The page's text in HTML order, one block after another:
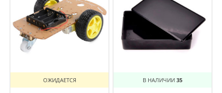
ОЖИДАЕТСЯ В НАЛИЧИИ 35